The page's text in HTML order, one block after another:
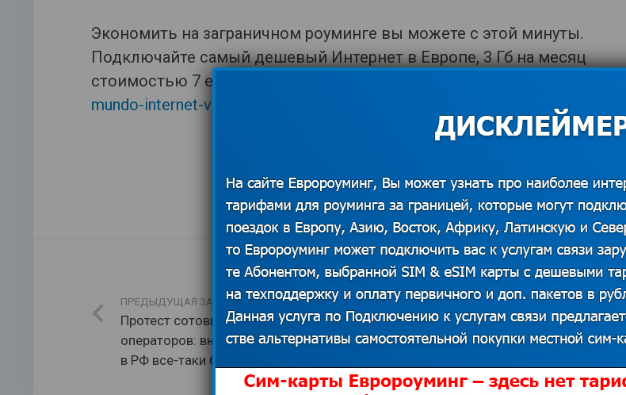
Экономить на заграничном роуминге вы можете с этой минуты.
Подключайте самый дешевый Интернет в Европе, 3 Гб на месяц
стоимостью 7 евро. Узнать больше можно на
mundo-internet-v-evrope/
ПРЕДЫДУЩАЯ ЗАПИСЬ
Протест сотовых региональных
операторов: внутреннему роумингу
в РФ все-таки быть?
СЛЕДУЮЩАЯ ЗАПИСЬ
Роуминг между Молдавией и
Белоруссией станет историей?